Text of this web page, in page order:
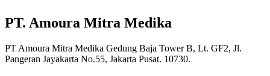
PT. Amoura Mitra Medika
PT Amoura Mitra Medika Gedung Baja Tower B, Lt. GF2, Jl.
Pangeran Jayakarta No.55, Jakarta Pusat. 10730.